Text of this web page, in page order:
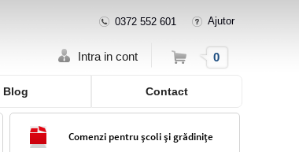
0372 552 601 Ajutor
Intra in cont Cos 0
Blog Contact
Comenzi pentru școli și grădinițe